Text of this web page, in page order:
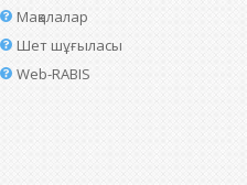
Мақалалар
Шет шұғыласы
Web-RABIS